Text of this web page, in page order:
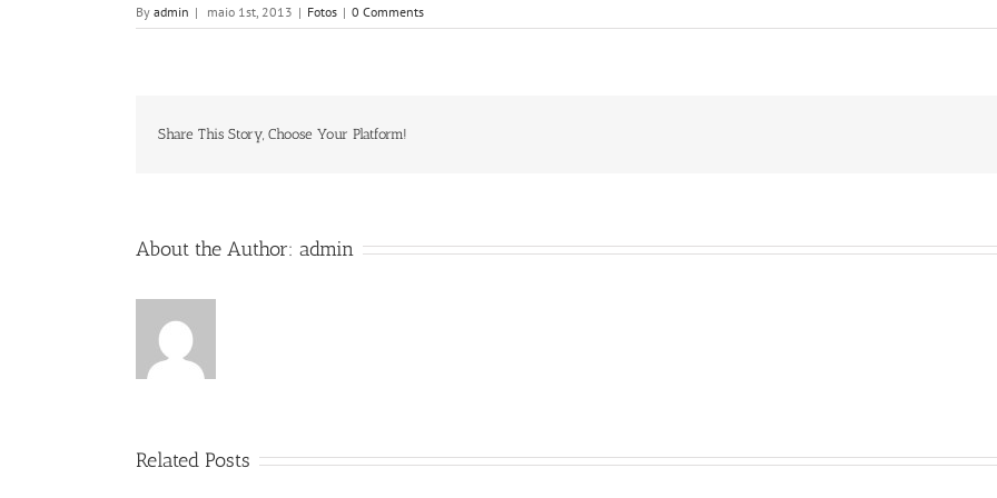
By admin | maio 1st, 2013 | Fotos | 0 Comments
Share This Story, Choose Your Platform!
About the Author: admin
Related Posts